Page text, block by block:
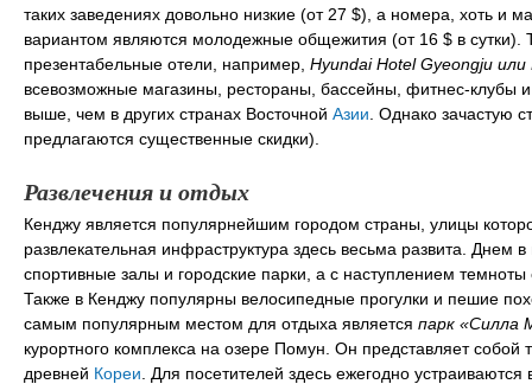
таких заведениях довольно низкие (от 27 $), а номера, хоть
вариантом являются молодежные общежития (от 16 $ в
презентабельные отели, например, Hyundai Hotel Gyeongju или
всевозможные магазины, рестораны, бассейны, фитнес-клубы
выше, чем в других странах Восточной Азии . Однако зачастую
предлагаются существенные скидки).
Развлечения и отдых
Кенджу является популярнейшим городом страны, улицы
развлекательная инфраструктура здесь весьма развита.
спортивные залы и городские парки, а с наступлением
Также в Кенджу популярны велосипедные прогулки и пешие
самым популярным местом для отдыха является парк «Силла
курортного комплекса на озере Помун. Он представляет собой
древней Кореи . Для посетителей здесь ежегодно